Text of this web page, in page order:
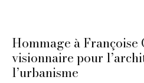
Hommage à Françoise
visionnaire pour
l’urbanisme